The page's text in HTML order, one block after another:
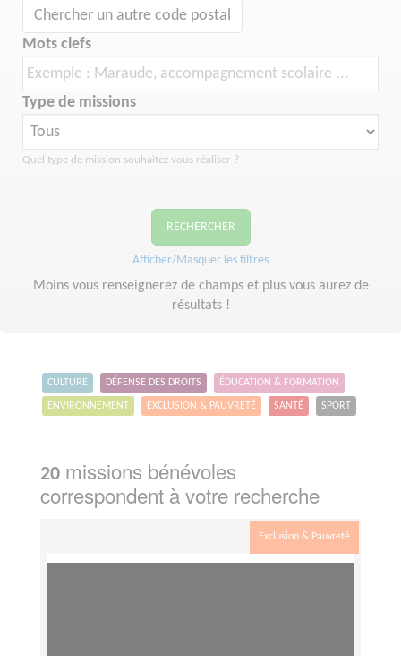
Chercher un autre code postal
Mots clefs
Type de missions
Quel type de mission souhaitez vous réaliser ?
RECHERCHER
Afficher/Masquer les filtres
Moins vous renseignerez de champs et plus vous aurez de
résultats !
CULTURE DÉFENSE DES DROITS ÉDUCATION & FORMATION
ENVIRONNEMENT EXCLUSION & PAUVRETÉ SANTÉ SPORT
20 missions bénévoles
correspondent à votre recherche
Exclusion & Pauvreté